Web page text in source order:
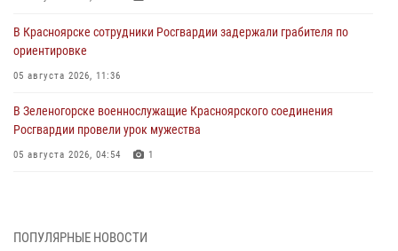
В Красноярске сотрудники Росгвардии задержали грабителя по
ориентировке
05 августа 2026, 11:36
В Зеленогорске военнослужащие Красноярского соединения
Росгвардии провели урок мужества
05 августа 2026, 04:54 1
05 августа 2026, 04:52 1
ПОПУЛЯРНЫЕ НОВОСТИ